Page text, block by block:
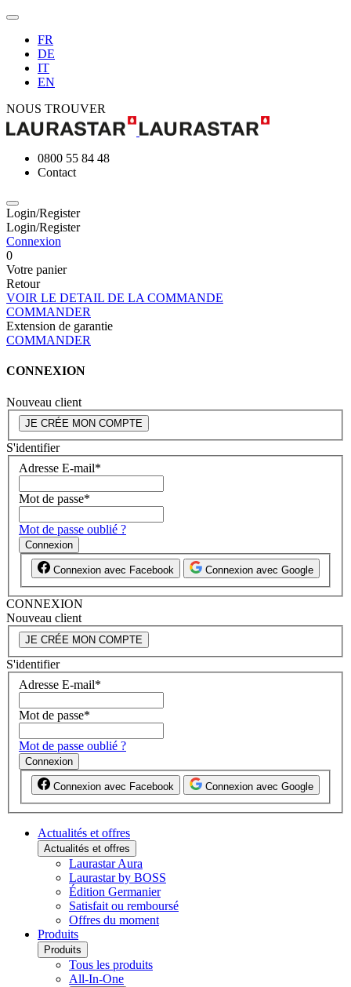
FR
DE
IT
EN
NOUS TROUVER
0800 55 84 48
Contact
Login/Register
Login/Register
Connexion
0
Votre panier
Retour
VOIR LE DETAIL DE LA COMMANDE
COMMANDER
Extension de garantie
COMMANDER
CONNEXION
Nouveau client
JE CRÉE MON COMPTE
S'identifier
Adresse E-mail*
Mot de passe*
Mot de passe oublié ?
Connexion
Connexion avec Facebook Connexion avec Google
CONNEXION
Nouveau client
JE CRÉE MON COMPTE
S'identifier
Adresse E-mail*
Mot de passe*
Mot de passe oublié ?
Connexion
Connexion avec Facebook Connexion avec Google
Actualités et offres
Actualités et offres
Laurastar Aura
Laurastar by BOSS
Édition Germanier
Satisfait ou remboursé
Offres du moment
Produits
Produits
Tous les produits
All-In-One